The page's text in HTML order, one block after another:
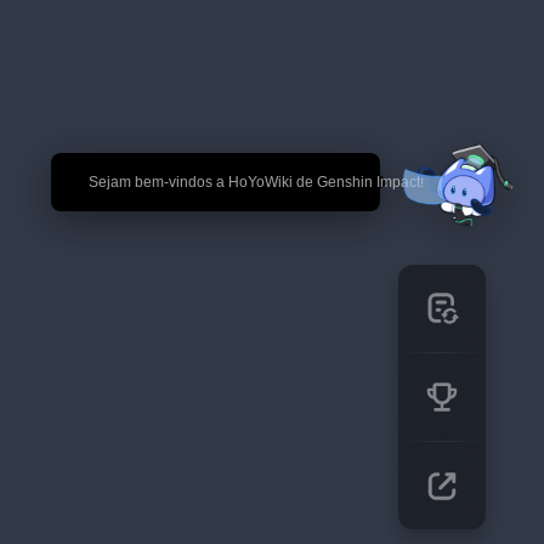
🎉 Sejam bem-vindos a HoYoWiki de Genshin Impact!